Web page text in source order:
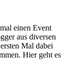
einen Event
aus diversen
Mal dabei
Hier geht es